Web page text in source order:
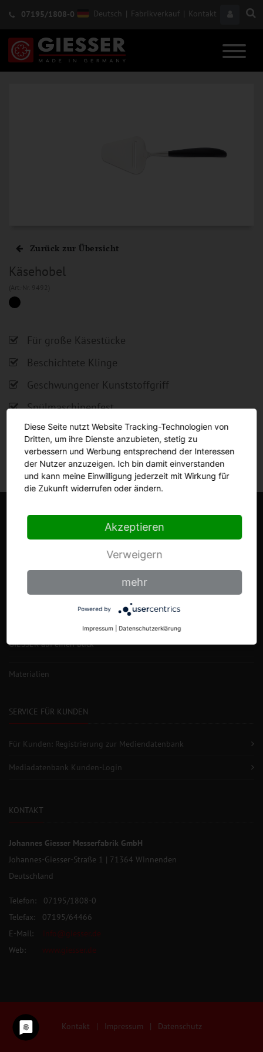
07195/1808-0 Deutsch | Fabrikverkauf | Kontakt
Zurück zur Übersicht
Käsehobel
Für große Käsestücke
Beschichtete Klinge
Geschwungener Kunststoffgriff
Spülmaschinenfest
GIESSER auf einen Blick
Materialien
SERVICE FÜR KUNDEN
Für Kunden: Registrierung zur Mediendatenbank
Mediadatenbank Kunden-Login
KONTAKT
Johannes Giesser Messerfabrik GmbH
Johannes-Giesser-Straße 1 | 71364 Winnenden
Deutschland
Telefon: 07195/1808-0
Telefax: 07195/64466
E-Mail:
info@giesser.de
Web: www.giesser.de
Kontakt | Impressum | Datenschutz
Diese Seite nutzt Website Tracking-Technologien von
Dritten, um ihre Dienste anzubieten, stetig zu
verbessern und Werbung entsprechend der Interessen
der Nutzer anzuzeigen. Ich bin damit einverstanden
und kann meine Einwilligung jederzeit mit Wirkung für
die Zukunft widerrufen oder ändern.
Akzeptieren
Verweigern
mehr
Powered by
Impressum Datenschutzerklärung